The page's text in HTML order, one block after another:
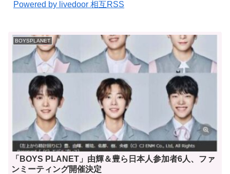
Powered by livedoor 相互RSS
BOYSPLANET
「BOYS PLANET」由輝＆豊ら日本人参加者6人、ファ
ンミーティング開催決定